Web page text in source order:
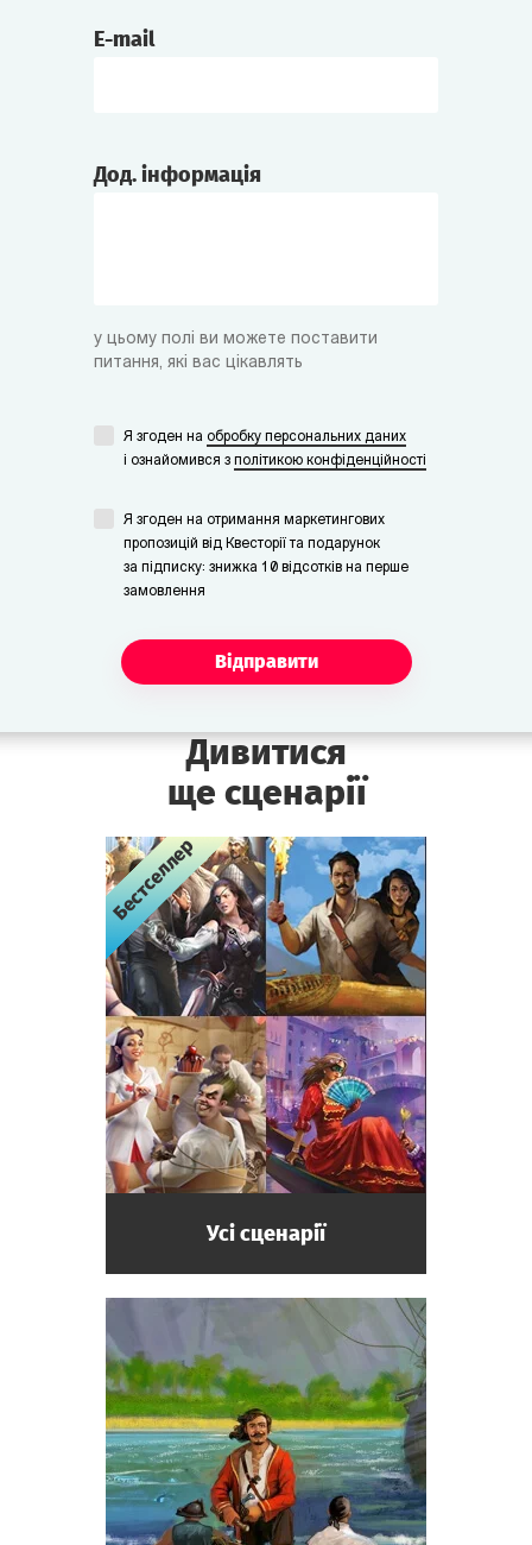
E-mail
Дод. інформація
у цьому полі ви можете поставити
питання, які вас цікавлять
Я згоден на обробку персональних даних
i ознайомився з політикою конфіденційності
Я згоден на отримання маркетингових
пропозицій від Квесторії та подарунок
за підписку: знижка 10 відсотків на перше
замовлення
Відправити
Дивитися
ще сценарії
Усі сценарії
Бестселлер
Бестселлер
Бестселлер
Бестселлер